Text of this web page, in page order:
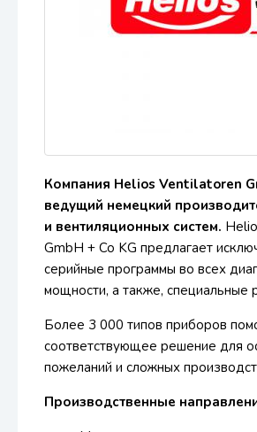
Компания Helios Ventilatoren
ведущий немецкий
и вентиляционных систем.
GmbH + Co KG предлагает
серийные программы во всех
мощности, а также, специальные
Более 3 000 типов приборов
соответствующее решение для
пожеланий и сложных
Производственные